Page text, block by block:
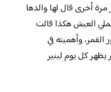
أخرى قال لها والدها
العيش هكذا قالت
القمر، وأهميته في
يظهر كل يوم لينير